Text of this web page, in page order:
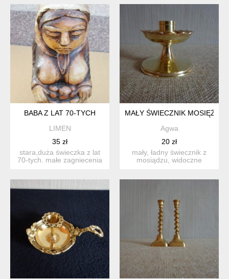
BABA Z LAT 70-TYCH
LIMEN
35 zł
stara,duża świeczka z lat
70-tych. małe zagniecenia
MAŁY ŚWIECZNIK MOSIĘŻNY
Agwa
20 zł
mały, ładny świecznik z
mosiądzu, widoczne